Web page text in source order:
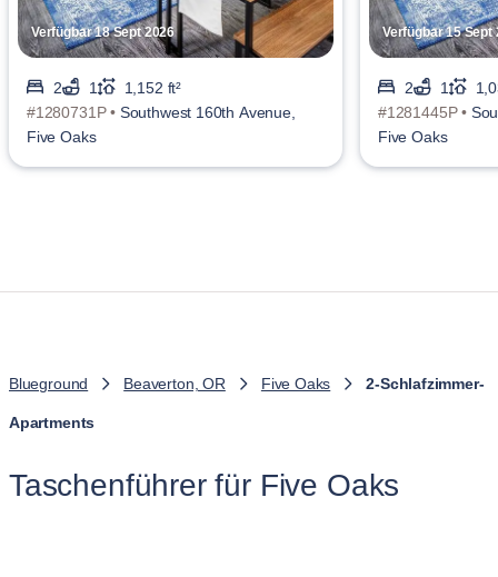
Verfügbar 18 Sept 2026
2 1
1,152 ft²
#1280731P • Southwest 160th Avenue,
Five Oaks
Verfügbar 15 Sept
2 1
#1281445P •
Five Oaks
Blueground Beaverton, OR Five Oaks 2-Schlafzimmer-
Apartments
Taschenführer für Five Oaks